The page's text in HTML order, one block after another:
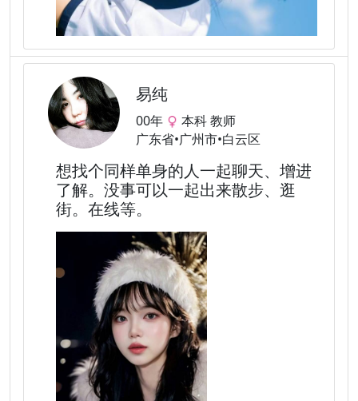
易纯
00年
本科 教师
广东省•广州市•白云区
想找个同样单身的人一起聊天、增进
了解。没事可以一起出来散步、逛
街。在线等。